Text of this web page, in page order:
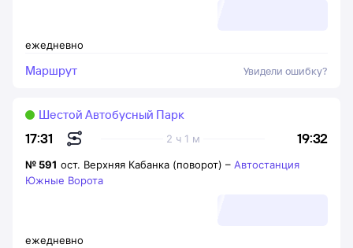
ежедневно
Маршрут Увидели ошибку?
17:31 19:32
2 ч 1 м
Шестой Автобусный Парк
ежедневно
№ 591 ост. Верхняя Кабанка (поворот) – Автостанция
Южные Ворота